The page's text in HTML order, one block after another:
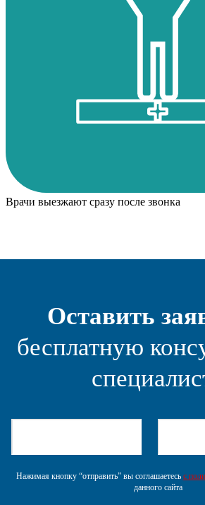
Врачи выезжают сразу после звонка
Оставить
бесплатную
Нажимая кнопку “отправить” вы соглашаетесь с
данного сайта